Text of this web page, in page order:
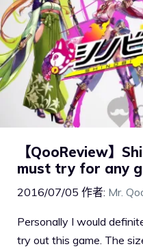
【QooReview】
must try for any
2016/07/05 作者: Mr.
Personally I would
try out this game. The